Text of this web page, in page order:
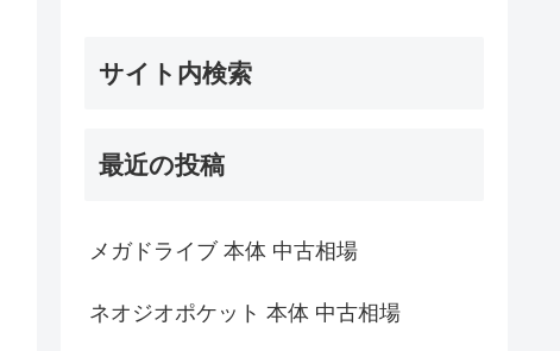
サイト内検索
最近の投稿
メガドライブ 本体 中古相場
ネオジオポケット 本体 中古相場